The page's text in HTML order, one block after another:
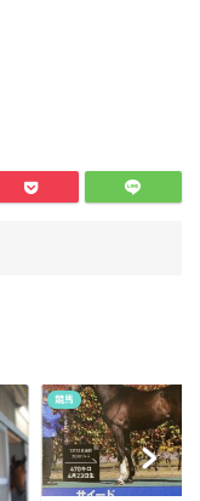
競馬